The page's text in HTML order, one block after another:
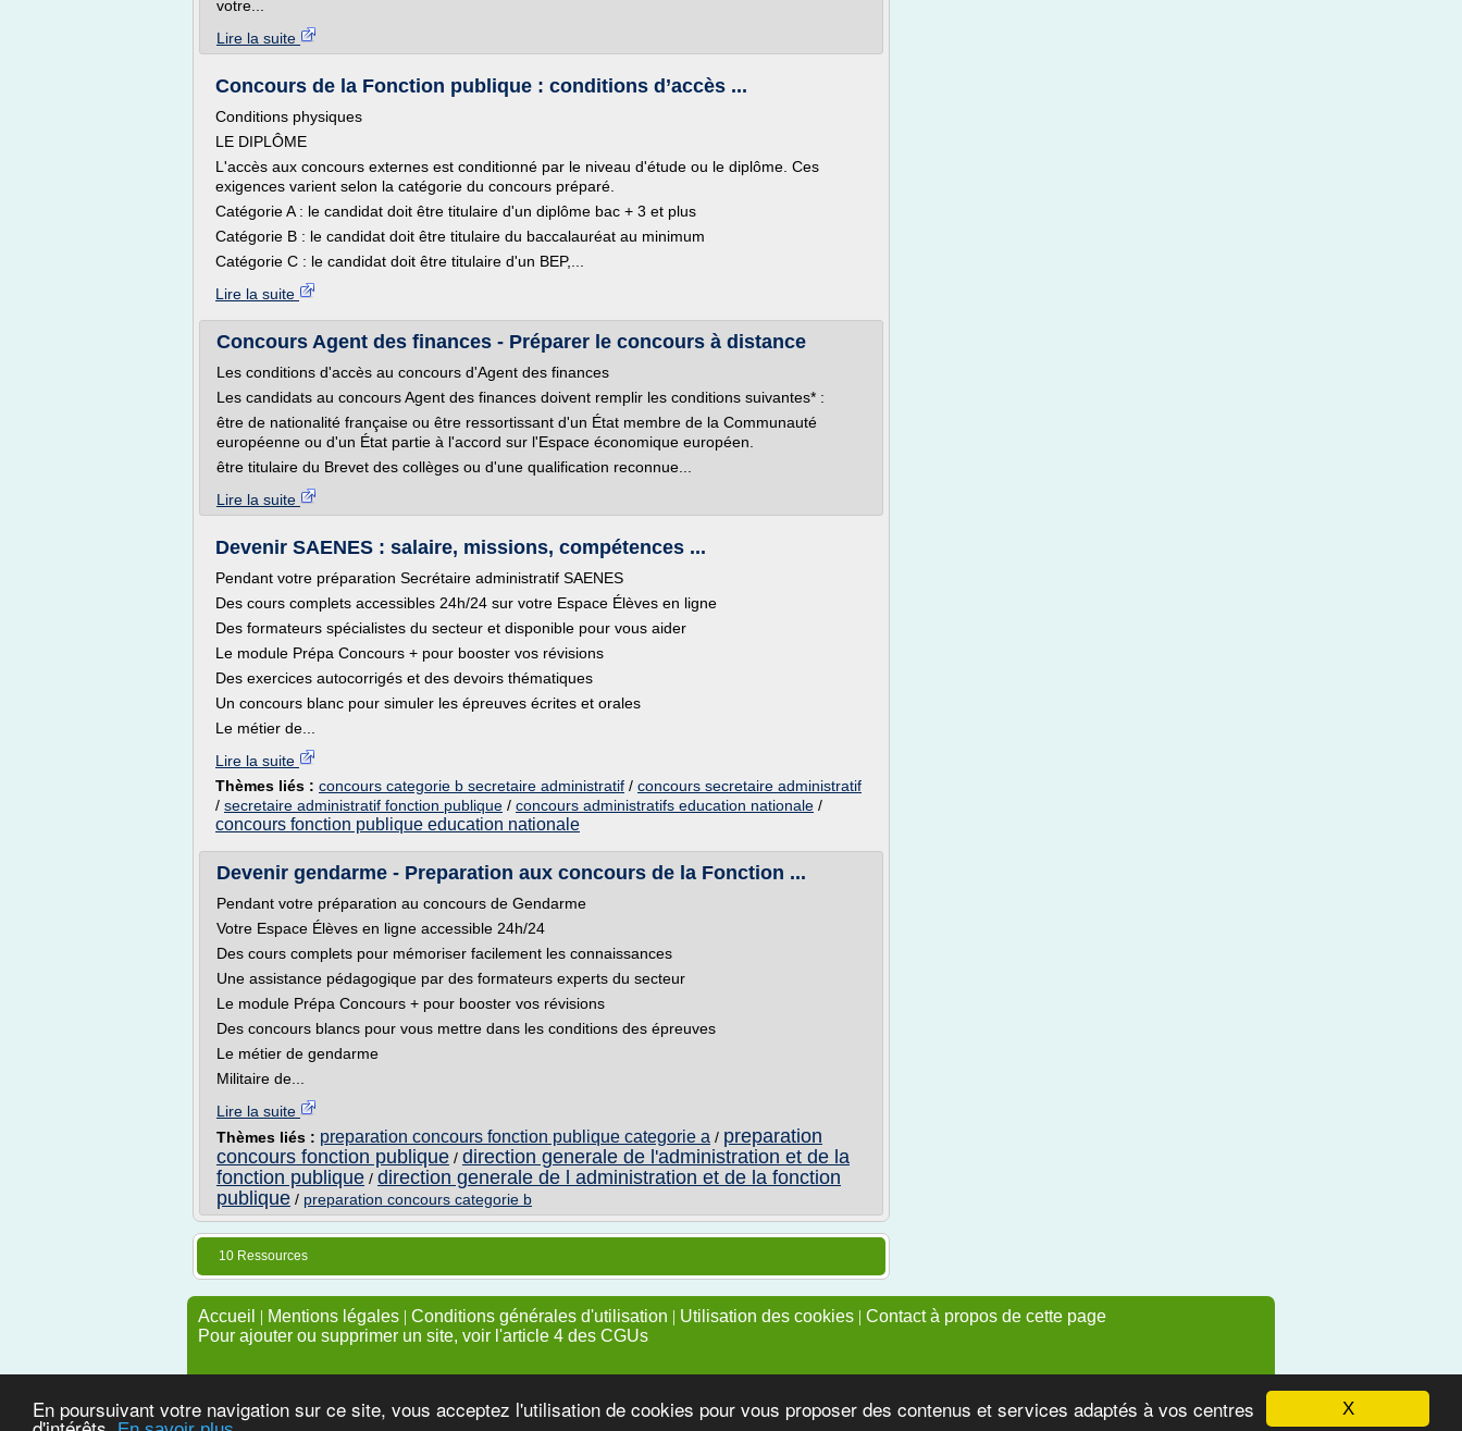
X
En poursuivant votre navigation sur ce site, vous acceptez l'utilisation de cookies pour vous proposer des contenus et services adaptés à vos centres
votre...
Lire la suite
Concours de la Fonction publique : conditions d’accès ...
Conditions physiques
LE DIPLÔME
L'accès aux concours externes est conditionné par le niveau d'étude ou le diplôme. Ces
exigences varient selon la catégorie du concours préparé.
Catégorie A : le candidat doit être titulaire d'un diplôme bac + 3 et plus
Catégorie B : le candidat doit être titulaire du baccalauréat au minimum
Catégorie C : le candidat doit être titulaire d'un BEP,...
Lire la suite
Concours Agent des finances - Préparer le concours à distance
Les conditions d'accès au concours d'Agent des finances
Les candidats au concours Agent des finances doivent remplir les conditions suivantes* :
être de nationalité française ou être ressortissant d'un État membre de la Communauté
européenne ou d'un État partie à l'accord sur l'Espace économique européen.
être titulaire du Brevet des collèges ou d'une qualification reconnue...
Lire la suite
Devenir SAENES : salaire, missions, compétences ...
Pendant votre préparation Secrétaire administratif SAENES
Des cours complets accessibles 24h/24 sur votre Espace Élèves en ligne
Des formateurs spécialistes du secteur et disponible pour vous aider
Le module Prépa Concours + pour booster vos révisions
Des exercices autocorrigés et des devoirs thématiques
Un concours blanc pour simuler les épreuves écrites et orales
Le métier de...
Lire la suite
Thèmes liés : concours categorie b secretaire administratif / concours secretaire administratif
/ secretaire administratif fonction publique / concours administratifs education nationale /
concours fonction publique education nationale
Devenir gendarme - Preparation aux concours de la Fonction ...
Pendant votre préparation au concours de Gendarme
Votre Espace Élèves en ligne accessible 24h/24
Des cours complets pour mémoriser facilement les connaissances
Une assistance pédagogique par des formateurs experts du secteur
Le module Prépa Concours + pour booster vos révisions
Des concours blancs pour vous mettre dans les conditions des épreuves
Le métier de gendarme
Militaire de...
Lire la suite
Thèmes liés : preparation concours fonction publique categorie a / preparation
concours fonction publique / direction generale de l'administration et de la
fonction publique / direction generale de l administration et de la fonction
publique / preparation concours categorie b
10 Ressources
Accueil | Mentions légales | Conditions générales d'utilisation | Utilisation des cookies | Contact à propos de cette page
Pour ajouter ou supprimer un site, voir l'article 4 des CGUs